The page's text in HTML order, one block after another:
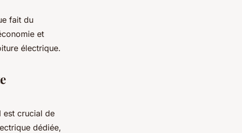
fait du
et
électrique.
est crucial de
dédiée,